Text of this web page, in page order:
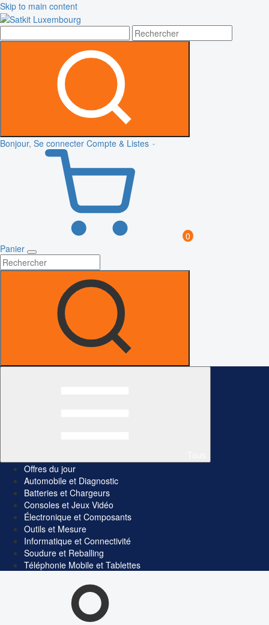
Skip to main content
Bonjour, Se connecter Compte & Listes
0
Panier
Offres du jour
Automobile et Diagnostic
Batteries et Chargeurs
Consoles et Jeux Vidéo
Électronique et Composants
Outils et Mesure
Informatique et Connectivité
Soudure et Reballing
Téléphonie Mobile et Tablettes